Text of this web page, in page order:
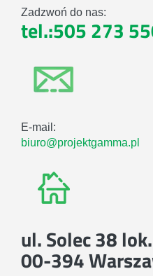
Zadzwoń do nas:
tel.:505 273
E-mail:
biuro@projektgamma.pl
ul. Solec 38
00-394